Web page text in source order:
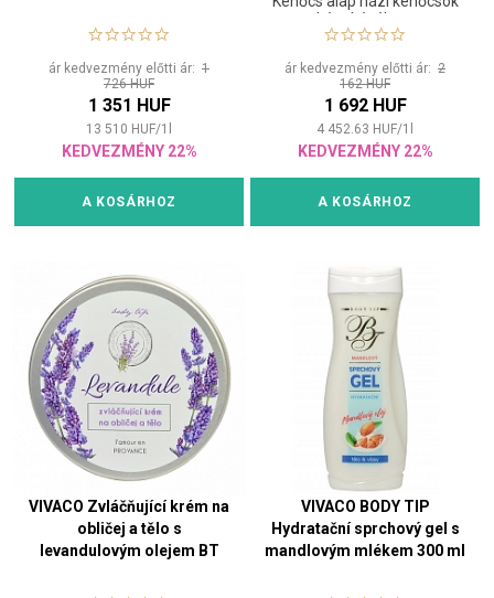
ár kedvezmény előtti ár: 1
726 HUF
1 351 HUF
13 510 HUF/1
KEDVEZMÉNY 22%
A KOSÁRHOZ
készítéséhez.
ár kedvezmény előtti ár: 2
162 HUF
1 692 HUF
4 452.63 HUF/1
KEDVEZMÉNY 22%
A KOSÁRHOZ
VIVACO Zvláčňující krém na
obličej a tělo s
levandulovým olejem BT
VIVACO BODY TIP
Hydratační sprchový gel s
mandlovým mlékem 300 ml